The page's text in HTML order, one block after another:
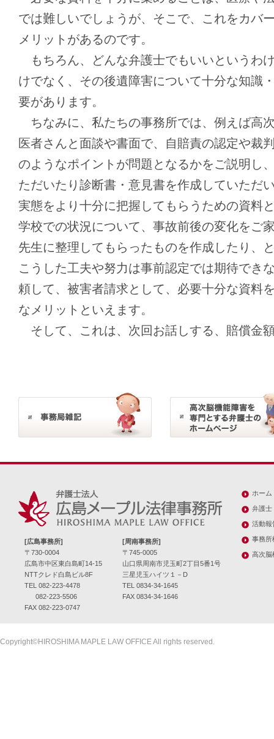
では難しいでしょうが、そこで、これをカバ
メリットがあるのです。
もちろん、どんな弁護士でもいいというわ
けでなく、その後遺障害について十分な知識
要があります。
ちなみに、私たちの事務所では、例えば高
医者さんと面談や書面で、自賠責の認定や裁
のようなポイントが問題となるかをご説明し
ただいたり診断書・意見書を作成していただ
実態をより十分に把握してもらうための資料
学校での状況について、事故前後の変化をご
先生に整理してもらったものを作成したり、
こうした工夫や努力は事前認定では期待でき
頼して、被害者請求として、必要十分な資料
なメリットといえます。
そして、これは、次回お話しする、賠償金
[広島事務所]
〒730-0004
広島市中区東白島町14-15
NTTクレド白島ビル8F
TEL 082-223-4478
082-223-5506
FAX 082-223-0747
[周南事務所]
〒745-0005
山口県周南市児玉町2丁目5番1号
三星児玉ハイツ１－D
TEL 0834-34-1645
FAX 0834-34-1646
ホーム
弁護士
活動報
事務所
高次脳
Copyright©HIROSHIMA MAPLE LAW OFFICE All rights reserved.